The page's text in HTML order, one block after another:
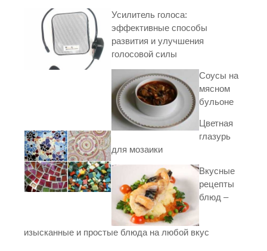
Усилитель голоса:
эффективные способы
развития и улучшения
голосовой силы
Соусы на
мясном
бульоне
Цветная
глазурь
для мозаики
Вкусные
рецепты
блюд –
изысканные и простые блюда на любой вкус